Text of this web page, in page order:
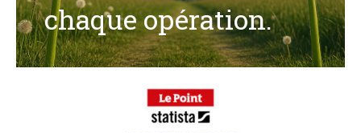
chaque opération.